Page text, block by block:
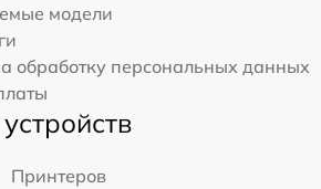
модели
обработку персональных данных
Принтеров